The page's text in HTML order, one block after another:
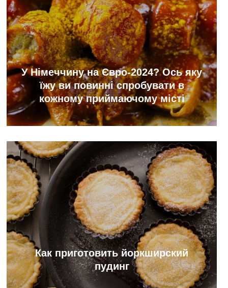
У Німеччину на Євро-2024? Ось яку
їжу ви повинні спробувати в
кожному приймаючому місті
Как приготовить йоркширский
пудинг